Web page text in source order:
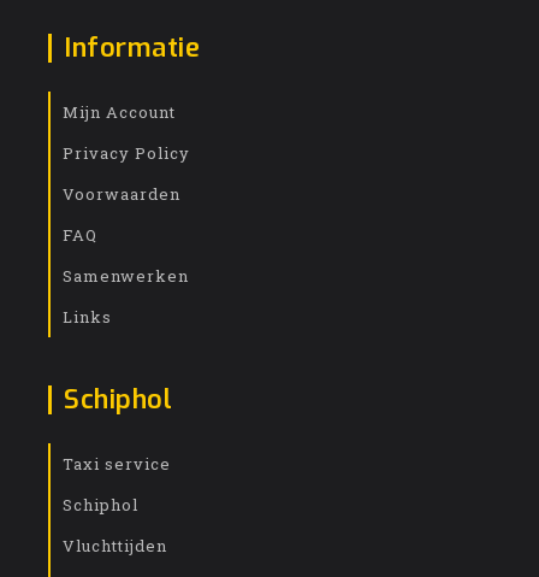
Informatie
Mijn Account
Privacy Policy
Voorwaarden
FAQ
Samenwerken
Links
Schiphol
Taxi service
Schiphol
Vluchttijden